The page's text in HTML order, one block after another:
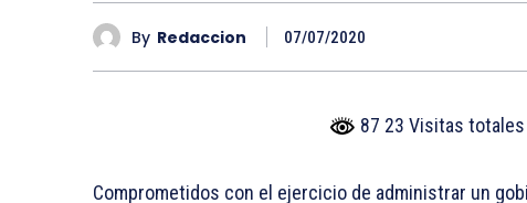
By Redaccion 07/07/2020
87 23 Visitas totales
Comprometidos con el ejercicio de administrar un